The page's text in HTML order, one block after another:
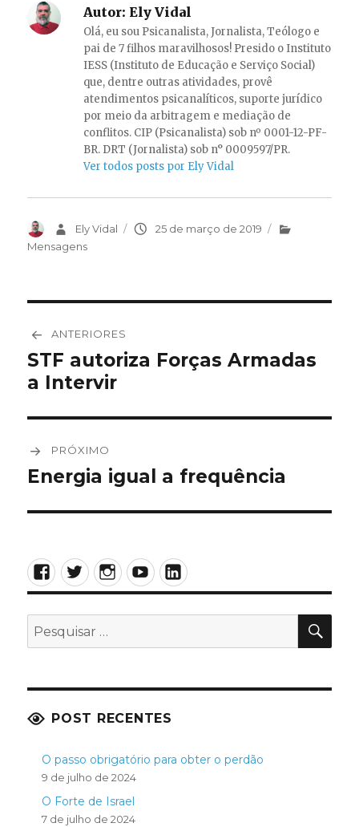
Autor: Ely Vidal
Olá, eu sou Psicanalista, Jornalista, Teólogo e
pai de 7 filhos maravilhosos! Presido o Instituto
IESS (Instituto de Educação e Serviço Social)
que, dentre outras atividades, provê
atendimentos psicanalíticos, suporte jurídico
por meio da arbitragem e mediação de
conflitos. CIP (Psicanalista) sob nº 0001-12-PF-
BR. DRT (Jornalista) sob n° 0009597/PR.
Ver todos posts por Ely Vidal
AutorEly Vidal
Publicado
25 de março de 2019
Categorias
Mensagens
de
Post
ANTERIORES
Post
anterior:
STF autoriza Forças Armadas
a Intervir
PRÓXIMO
Próximo
Energia igual a frequência
Facebook
TwitterInstagram
YouTubeLinkedIn
Pesquisar
POST RECENTES
O passo obrigatório para obter o perdão
9 de julho de 2024
O Forte de Israel
7 de julho de 2024